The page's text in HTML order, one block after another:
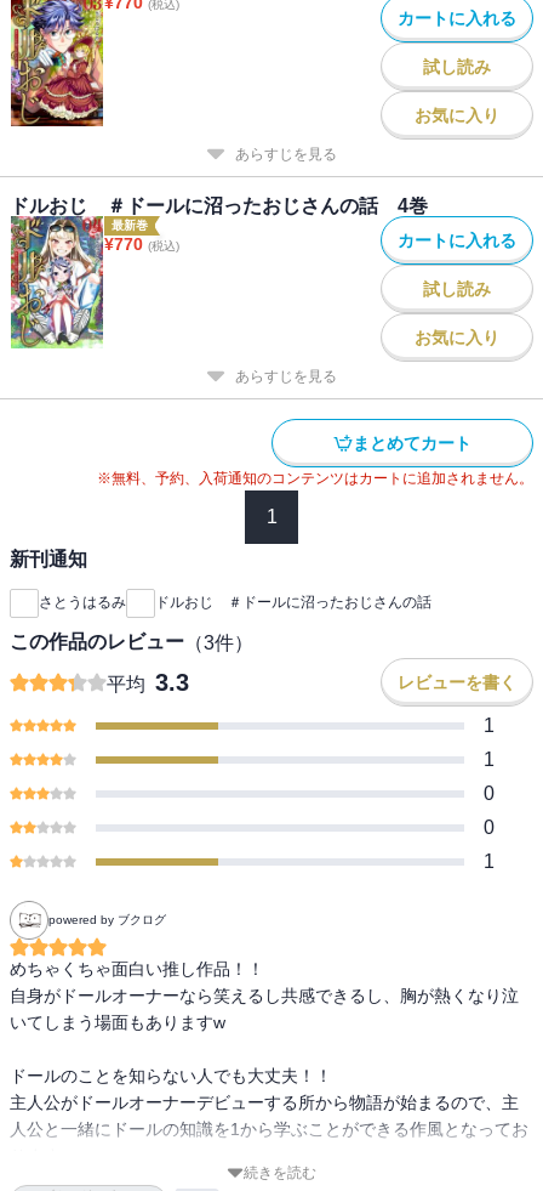
(税込)
カートに入れる
試し読み
お気に入り
あらすじを見る
ドルおじ ＃ドールに沼ったおじさんの話 4巻
最新巻
¥770 (税込) カートに入れる
試し読み
お気に入り
あらすじを見る
まとめてカート
※無料、予約、入荷通知のコンテンツはカートに追加されません。
1
新刊通知
さとうはるみ ドルおじ ＃ドールに沼ったおじさんの話
この作品のレビュー （3件）
平均 3.3 レビューを書く
1
1
0
0
1
powered by ブクログ
めちゃくちゃ面白い推し作品！！
自身がドールオーナーなら笑えるし共感できるし、胸が熱くなり泣
いてしまう場面もありますw
ドールのことを知らない人でも大丈夫！！
主人公がドールオーナーデビューする所から物語が始まるので、主
人公と一緒にドールの知識を1から学ぶことができる作風となってお
続きを読む